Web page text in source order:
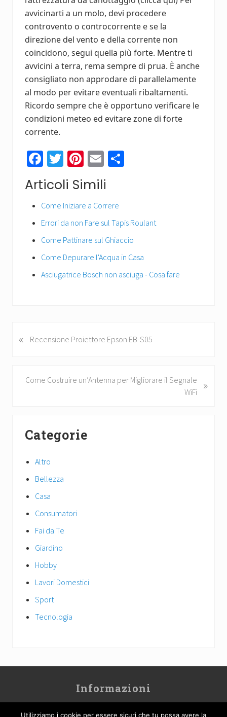
avvicinarti a un molo, devi procedere
controvento o controcorrente e se la
direzione del vento e della corrente non
coincidono, segui quella più forte. Mentre ti
avvicini a terra, rema sempre di prua. È anche
consigliato non approdare di parallelamente
al modo per evitare eventuali ribaltamenti.
Ricordo sempre che è opportuno verificare le
condizioni meteo ed evitare zone di forte
corrente.
Fa
ce
b
o
ok
T
wi
tt
er
Pi
er
es
t
E
m
ail
vi
di
Articoli Simili
Come Iniziare a Correre
Errori da non Fare sul Tapis Roulant
Come Pattinare sul Ghiaccio
Come Depurare l'Acqua in Casa
Asciugatrice Bosch non asciuga - Cosa fare
P
« Recensione Proiettore Epson EB-S05
Come Costruire un’Antenna per Migliorare il Segnale
WiFi
»
Sidebar
Categorie
Altro
Bellezza
Casa
Consumatori
Fai da Te
Giardino
Hobby
Lavori Domestici
Sport
Tecnologia
Footer
Informazioni
Utilizziamo i cookie per essere sicuri che tu possa avere la